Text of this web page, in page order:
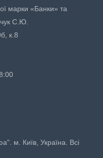
марки «Банки» та
С.Ю.
к.8
м. Київ, Україна. Всі